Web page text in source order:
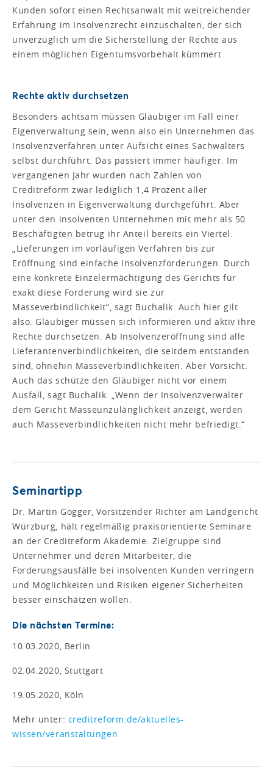
Kunden sofort einen Rechtsanwalt mit weitreichender
Erfahrung im Insolvenzrecht einzuschalten, der sich
unverzüglich um die Sicherstellung der Rechte aus
einem möglichen Eigentumsvorbehalt kümmert.
Rechte aktiv durchsetzen
Besonders achtsam müssen Gläubiger im Fall einer
Eigenverwaltung sein, wenn also ein Unternehmen das
Insolvenzverfahren unter Aufsicht eines Sach­walters
selbst durchführt. Das passiert immer häufiger. Im
vergangenen Jahr wurden nach Zahlen von
Creditreform zwar lediglich 1,4 Prozent aller
Insolvenzen in Eigenverwaltung durchgeführt. Aber
unter den insolventen Unternehmen mit mehr als 50
Beschäftigten betrug ihr Anteil bereits ein Viertel.
„Lieferungen im vorläufigen Verfahren bis zur
Eröffnung sind einfache Insolvenzforderungen. Durch
eine konkrete Einzelermächtigung des Gerichts für
exakt diese Forderung wird sie zur
Masseverbindlichkeit“, sagt Buchalik. Auch hier gilt
also: Gläubiger müssen sich informieren und aktiv ihre
Rechte durchsetzen. Ab Insolvenzeröffnung sind alle
Lieferantenverbindlichkeiten, die seitdem entstanden
sind, ohnehin Masseverbindlichkeiten. Aber Vorsicht:
Auch das schütze den Gläubiger nicht vor einem
Ausfall, sagt Buchalik. „Wenn der Insolvenzverwalter
dem Gericht Masseunzulänglichkeit anzeigt, werden
auch Masseverbindlichkeiten nicht mehr befriedigt.“
Seminartipp
Dr. Martin Gogger, Vorsitzender Richter am Landgericht
Würzburg, hält regelmäßig praxisorientierte Seminare
an der Creditreform Akademie. Zielgruppe sind
Unternehmer und deren Mitarbeiter, die
Forderungsausfälle bei insolventen Kunden verringern
und Möglichkeiten und Risiken eigener Sicherheiten
besser einschätzen wollen.
Die nächsten Termine:
10.03.2020, Berlin
02.04.2020, Stuttgart
19.05.2020, Köln
Mehr unter: creditreform.de/aktuelles-
wissen/veranstaltungen